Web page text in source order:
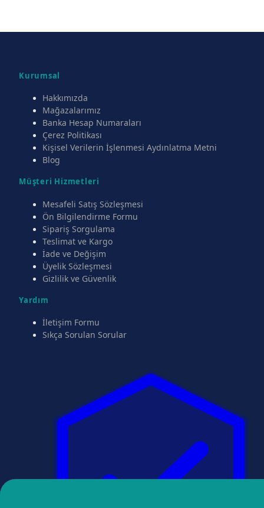
Kurumsal
Hakkımızda
Mağazalarımız
Banka Hesap Numaraları
Çerez Politikası
Kişisel Verilerin İşlenmesi Aydınlatma Metni
Blog
Müşteri Hizmetleri
Mesafeli Satış Sözleşmesi
Ön Bilgilendirme Formu
Sipariş Sorgulama
Teslimat ve Kargo
İade ve Değişim
Üyelik Sözleşmesi
Gizlilik ve Güvenlik
Yardım
İletişim Formu
Sıkça Sorulan Sorular